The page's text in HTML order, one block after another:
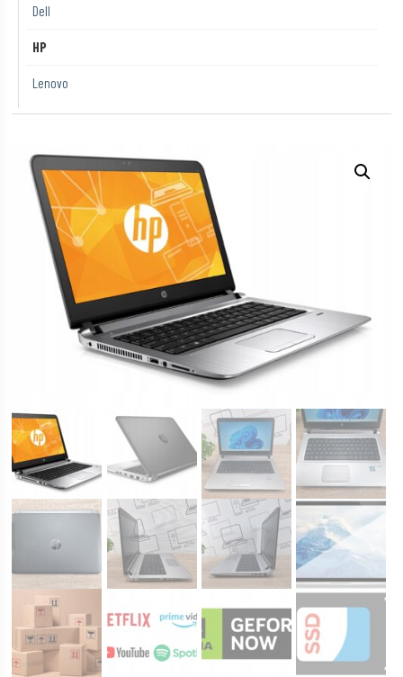
Dell
HP
Lenovo